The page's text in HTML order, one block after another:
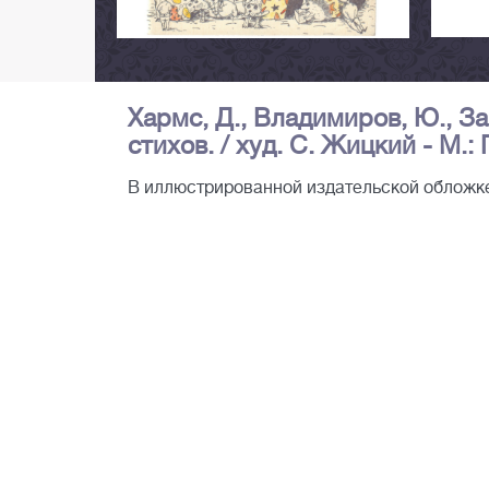
Хармс, Д., Владимиров, Ю.,
стихов. / худ. С. Жицкий - М.:
В иллюстрированной издательской